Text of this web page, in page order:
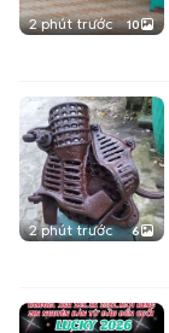
2 phút trước 10
2 phút trước 6